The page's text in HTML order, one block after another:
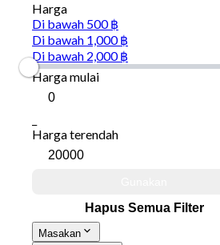
Harga
Di bawah 500 ฿
Di bawah 1,000 ฿
Di bawah 2,000 ฿
Harga mulai
Harga terendah
Hapus Semua Filter
Masakan